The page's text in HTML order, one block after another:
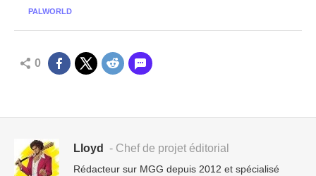
PALWORLD
0
Lloyd - Chef de projet éditorial
Rédacteur sur MGG depuis 2012 et spécialisé